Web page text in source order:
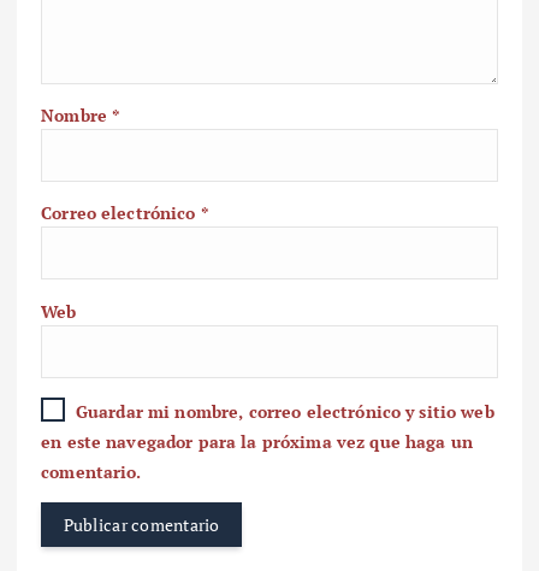
Nombre*
Correo electrónico *
Web
Guardar mi nombre, correo electrónico y sitio web
en este navegador para la próxima vez que haga un
comentario.